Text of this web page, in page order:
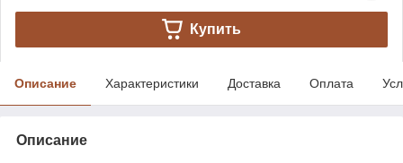
Купить
Описание Характеристики Доставка Оплата
Описание